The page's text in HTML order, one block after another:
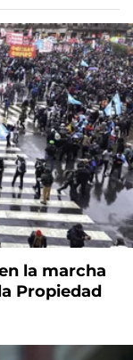
la marcha
Propiedad